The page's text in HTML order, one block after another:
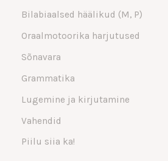
Bilabiaalsed häälikud (M, P)
Oraalmotoorika harjutused
Sõnavara
Grammatika
Lugemine ja kirjutamine
Vahendid
Piilu siia ka!